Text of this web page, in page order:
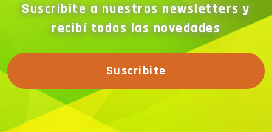
Suscribite a nuestros newsletters y
recibí todas las novedades
Suscribite